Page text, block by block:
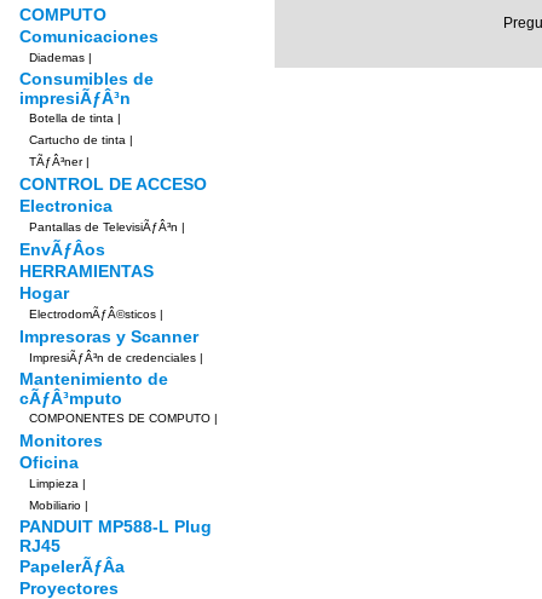
COMPUTO
Comunicaciones
Diademas |
Consumibles de
impresiÃƒÂ³n
Botella de tinta |
Cartucho de tinta |
TÃƒÂ³ner|
CONTROL DE ACCESO
Electronica
Pantallas de TelevisiÃƒÂ³n |
EnvÃƒÂ­os
HERRAMIENTAS
Hogar
ElectrodomÃƒÂ©sticos |
Impresoras y Scanner
ImpresiÃƒÂ³n de credenciales |
Mantenimiento de
cÃƒÂ³mputo
COMPONENTES DE COMPUTO |
Monitores
Oficina
Limpieza |
Mobiliario |
PANDUIT MP588-L Plug
RJ45
PapelerÃƒÂ­a
Proyectores